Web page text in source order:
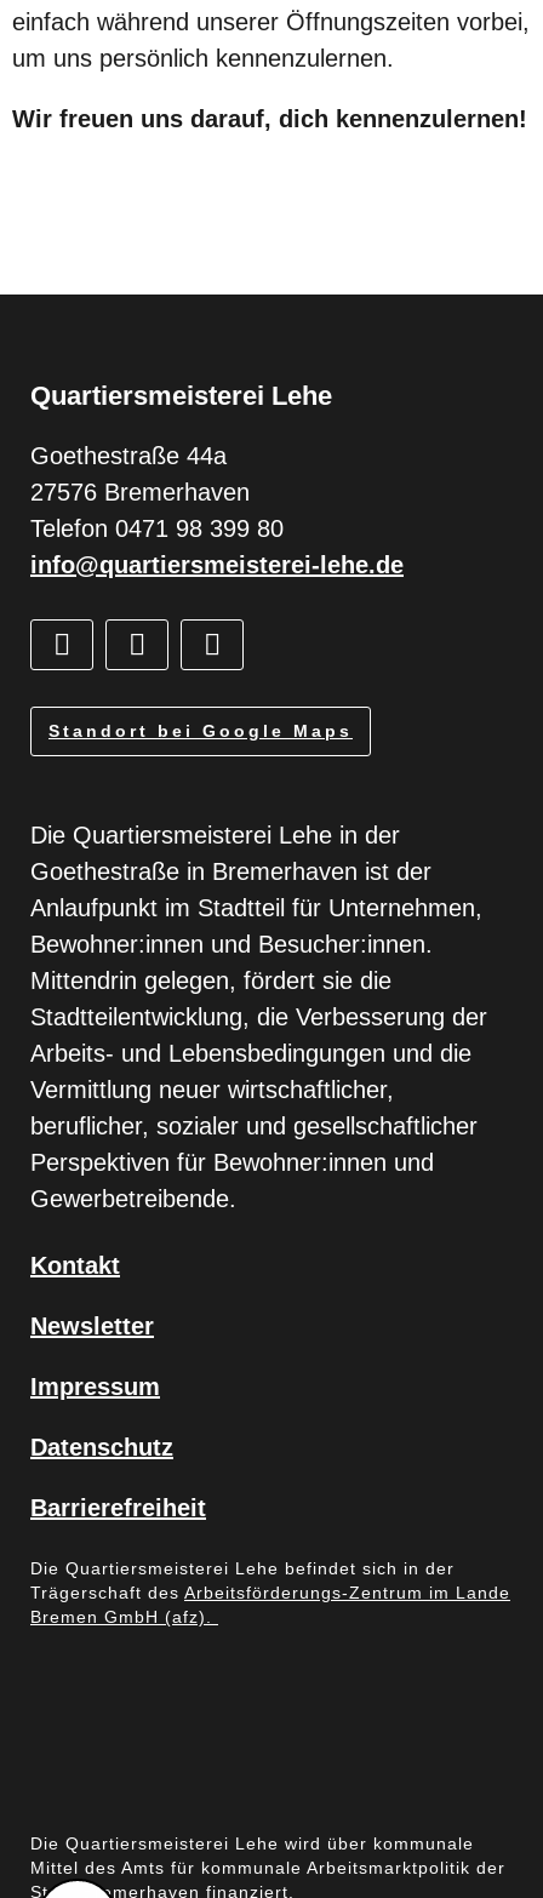
einfach während unserer Öffnungszeiten vorbei,
um uns persönlich kennenzulernen.
Wir freuen uns darauf, dich kennenzulernen!
Quartiersmeisterei Lehe
Goethestraße 44a
27576 Bremerhaven
Telefon 0471 98 399 80
info@quartiersmeisterei-lehe.de
Standort bei Google Maps
Die Quartiersmeisterei Lehe in der
Goethestraße in Bremerhaven ist der
Anlaufpunkt im Stadtteil für Unternehmen,
Bewohner:innen und Besucher:innen.
Mittendrin gelegen, fördert sie die
Stadtteilentwicklung, die Verbesserung der
Arbeits- und Lebensbedingungen und die
Vermittlung neuer wirtschaftlicher,
beruflicher, sozialer und gesellschaftlicher
Perspektiven für Bewohner:innen und
Gewerbetreibende.
Kontakt
Newsletter
Impressum
Datenschutz
Barrierefreiheit
Die Quartiersmeisterei Lehe befindet sich in der
Trägerschaft des Arbeitsförderungs-Zentrum im Lande
Bremen GmbH (afz).
Die Quartiersmeisterei Lehe wird über kommunale
Mittel des Amts für kommunale Arbeitsmarktpolitik der
Stadt Bremerhaven finanziert.